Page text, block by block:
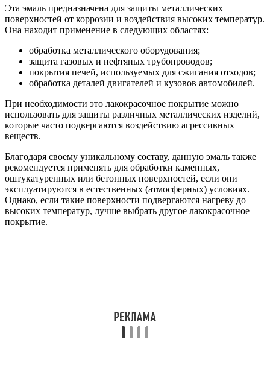
Эта эмаль предназначена для защиты металлических
поверхностей от коррозии и воздействия высоких температур.
Она находит применение в следующих областях:
обработка металлического оборудования;
защита газовых и нефтяных трубопроводов;
покрытия печей, используемых для сжигания отходов;
обработка деталей двигателей и кузовов автомобилей.
При необходимости это лакокрасочное покрытие можно
использовать для защиты различных металлических изделий,
которые часто подвергаются воздействию агрессивных
веществ.
Благодаря своему уникальному составу, данную эмаль также
рекомендуется применять для обработки каменных,
оштукатуренных или бетонных поверхностей, если они
эксплуатируются в естественных (атмосферных) условиях.
Однако, если такие поверхности подвергаются нагреву до
высоких температур, лучше выбрать другое лакокрасочное
покрытие.